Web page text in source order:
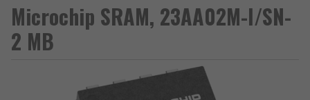
Microchip SRAM, 23AA02M-I/SN-
2 MB